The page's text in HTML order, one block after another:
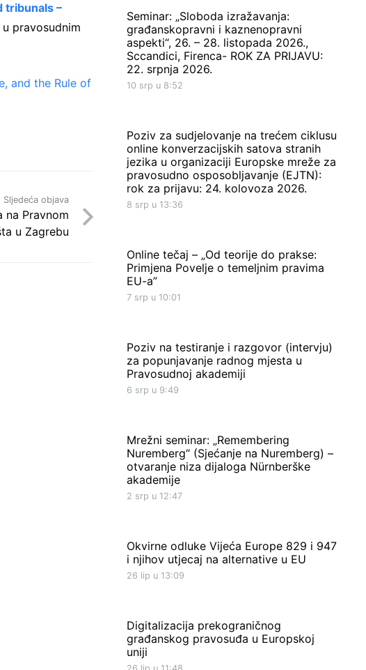
tribunals –
pravosudnim
and the Rule of
Sljedeća objava
na Pravnom
u Zagrebu
Seminar: „Sloboda izražavanja:
građanskopravni i kaznenopravni
aspekti“, 26. – 28. listopada 2026.,
Sccandici, Firenca- ROK ZA PRIJAVU:
22. srpnja 2026.
10 srp u 8:52
Poziv za sudjelovanje na trećem ciklusu
online konverzacijskih satova stranih
jezika u organizaciji Europske mreže za
pravosudno osposobljavanje (EJTN):
rok za prijavu: 24. kolovoza 2026.
8 srp u 13:36
Online tečaj – „Od teorije do prakse:
Primjena Povelje o temeljnim pravima
EU-a”
7 srp u 10:01
Poziv na testiranje i razgovor (intervju)
za popunjavanje radnog mjesta u
Pravosudnoj akademiji
6 srp u 9:49
Mrežni seminar: „Remembering
Nuremberg“ (Sjećanje na Nuremberg) –
otvaranje niza dijaloga Nürnberške
akademije
2 srp u 12:47
Okvirne odluke Vijeća Europe 829 i 947
i njihov utjecaj na alternative u EU
26 lip u 13:09
Digitalizacija prekograničnog
građanskog pravosuđa u Europskoj
uniji